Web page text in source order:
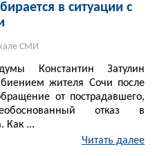
в ситуации с
СМИ
Константин Затулин
жителя Сочи после
от пострадавшего,
отказ в
Как ...
Читать далее